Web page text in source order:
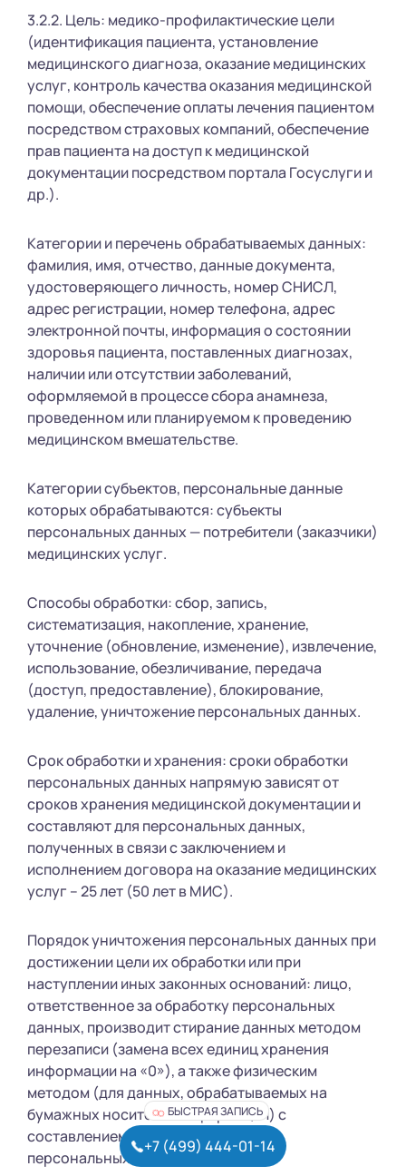
3.2.2. Цель: медико-профилактические цели
(идентификация пациента, установление
медицинского диагноза, оказание медицинских
услуг, контроль качества оказания медицинской
помощи, обеспечение оплаты лечения пациентом
посредством страховых компаний, обеспечение
прав пациента на доступ к медицинской
документации посредством портала Госуслуги и
др.).
Категории и перечень обрабатываемых данных:
фамилия, имя, отчество, данные документа,
удостоверяющего личность, номер СНИСЛ,
адрес регистрации, номер телефона, адрес
электронной почты, информация о состоянии
здоровья пациента, поставленных диагнозах,
наличии или отсутствии заболеваний,
оформляемой в процессе сбора анамнеза,
проведенном или планируемом к проведению
медицинском вмешательстве.
Категории субъектов, персональные данные
которых обрабатываются: субъекты
персональных данных — потребители (заказчики)
медицинских услуг.
Способы обработки: сбор, запись,
систематизация, накопление, хранение,
уточнение (обновление, изменение), извлечение,
использование, обезличивание, передача
(доступ, предоставление), блокирование,
удаление, уничтожение персональных данных.
Срок обработки и хранения: сроки обработки
персональных данных напрямую зависят от
сроков хранения медицинской документации и
составляют для персональных данных,
полученных в связи с заключением и
исполнением договора на оказание медицинских
услуг – 25 лет (50 лет в МИС).
Порядок уничтожения персональных данных при
достижении цели их обработки или при
наступлении иных законных оснований: лицо,
ответственное за обработку персональных
данных, производит стирание данных методом
перезаписи (замена всех единиц хранения
информации на «0»), а также физическим
методом (для данных, обрабатываемых на
бумажных носителях информации) с
составлением акта об уничтожении
персональных данных.
БЫСТРАЯ ЗАПИСЬ
+7 (499) 444-01-14